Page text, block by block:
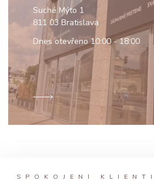
Suché Mýto 1
811 03 Bratislava
Dnes otevřeno10:00 - 18:00
SPOKOJENÍ KLIENTI